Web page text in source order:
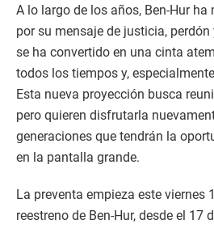
A lo largo de los años, Ben-Hur
por su mensaje de justicia,
se ha convertido en una cinta
todos los tiempos y,
Esta nueva proyección busca
pero quieren disfrutarla
generaciones que tendrán la
en la pantalla grande.
La preventa empieza este viernes
reestreno de Ben-Hur, desde el 17